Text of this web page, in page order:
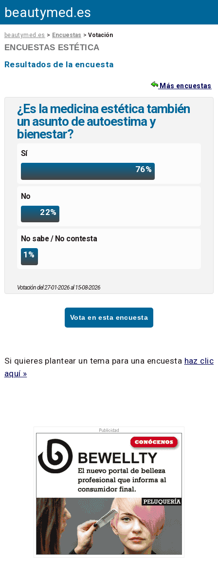
beautymed.es
beautymed.es > Encuestas >Votación
ENCUESTAS ESTÉTICA
Resultados de la encuesta
Más encuestas
¿Es la medicina estética también
un asunto de autoestima y
bienestar?
Sí
76%
No
22%
No sabe / No contesta
1%
Votación del 27-01-2026 al 15-08-2026
Vota en esta encuesta
Si quieres plantear un tema para una encuesta haz clic
aquí »